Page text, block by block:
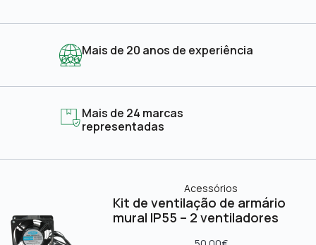
Mais de 20 anos de experiência
Mais de 24 marcas
representadas
Acessórios
Kit de ventilação de armário
mural IP55 – 2 ventiladores